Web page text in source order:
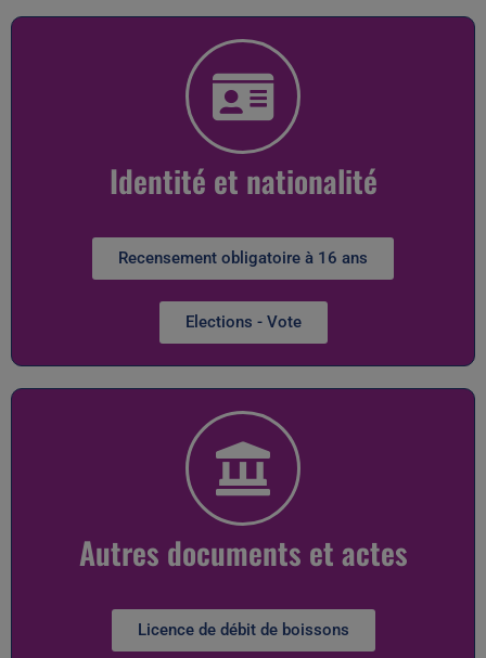
Identité et nationalité
Recensement obligatoire à 16 ans
Elections - Vote
Autres documents et actes
Licence de débit de boissons